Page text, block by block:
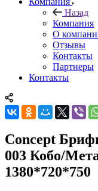
Назад
Компания
О
Отзывы
Контакты
Партнеры
Контакты
Concept
003 Кобо/
1380*720*750